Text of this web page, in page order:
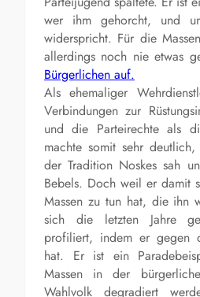
wer ihm gehorcht, und
widerspricht. Für die
allerdings noch nie etwas
Bürgerlichen auf.
Als ehemaliger
Verbindungen zur
und die Parteirechte als
machte somit sehr
der Tradition Noskes sah
Bebels. Doch weil er damit
Massen zu tun hat, die ihn
sich die letzten Jahre
profiliert, indem er gegen
hat. Er ist ein
Massen in der
Wahlvolk degradiert